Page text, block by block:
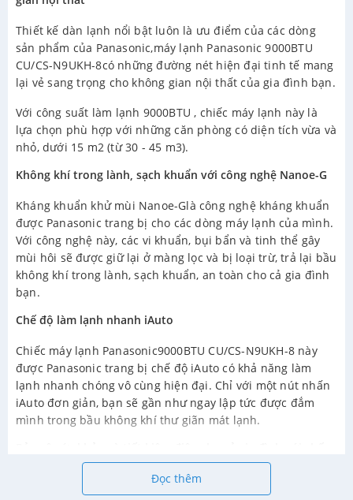
Thiết kế dàn lạnh nổi bật luôn là ưu điểm của các dòng
sản phẩm của Panasonic,máy lạnh Panasonic 9000BTU
CU/CS-N9UKH-8có những đường nét hiện đại tinh tế mang
lại vẻ sang trọng cho không gian nội thất của gia đình bạn.
Với công suất làm lạnh 9000BTU , chiếc máy lạnh này là
lựa chọn phù hợp với những căn phòng có diện tích vừa và
nhỏ, dưới 15 m2 (từ 30 - 45 m3).
Không khí trong lành, sạch khuẩn với công nghệ Nanoe-G
Kháng khuẩn khử mùi Nanoe-Glà công nghệ kháng khuẩn
được Panasonic trang bị cho các dòng máy lạnh của mình.
Với công nghệ này, các vi khuẩn, bụi bẩn và tinh thể gây
mùi hôi sẽ được giữ lại ở màng lọc và bị loại trừ, trả lại bầu
không khí trong lành, sạch khuẩn, an toàn cho cả gia đình
bạn.
Chế độ làm lạnh nhanh iAuto
Chiếc máy lạnh Panasonic9000BTU CU/CS-N9UKH-8 này
được Panasonic trang bị chế độ iAuto có khả năng làm
lạnh nhanh chóng vô cùng hiện đại. Chỉ với một nút nhấn
iAuto đơn giản, bạn sẽ gần như ngay lập tức được đắm
mình trong bầu không khí thư giãn mát lạnh.
độ ngủ ban đêm
Một chiếc máy lạnh có chế độ vận hành khi ngủ(chế độ
Đọc thêm